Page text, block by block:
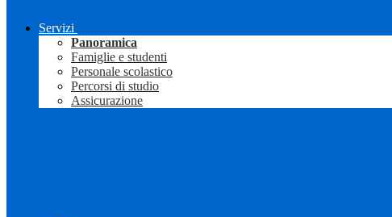
Servizi
Panoramica
Famiglie e studenti
Personale scolastico
Percorsi di studio
Assicurazione